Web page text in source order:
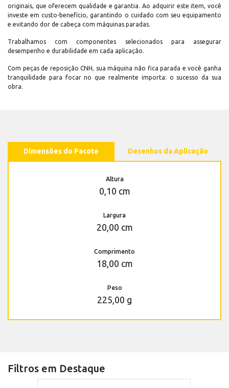
originais, que oferecem qualidade e garantia. Ao adquirir este item, você
investe em custo-benefício, garantindo o cuidado com seu equipamento
e evitando dor de cabeça com máquinas paradas.
Trabalhamos com componentes selecionados para assegurar
desempenho e durabilidade em cada aplicação.
Com peças de reposição CNH, sua máquina não fica parada e você ganha
tranquilidade para focar no que realmente importa: o sucesso da sua
obra.
Dimensões do Pacote Desenhos da Aplicação
Altura
0,10 cm
Largura
20,00 cm
Comprimento
18,00 cm
Peso
225,00 g
Filtros em Destaque